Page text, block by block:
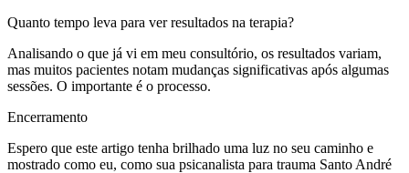
Quanto tempo leva para ver resultados na terapia?
Analisando o que já vi em meu consultório, os resultados variam,
mas muitos pacientes notam mudanças significativas após algumas
sessões. O importante é o processo.
Encerramento
Espero que este artigo tenha brilhado uma luz no seu caminho e
mostrado como eu, como sua psicanalista para trauma Santo André